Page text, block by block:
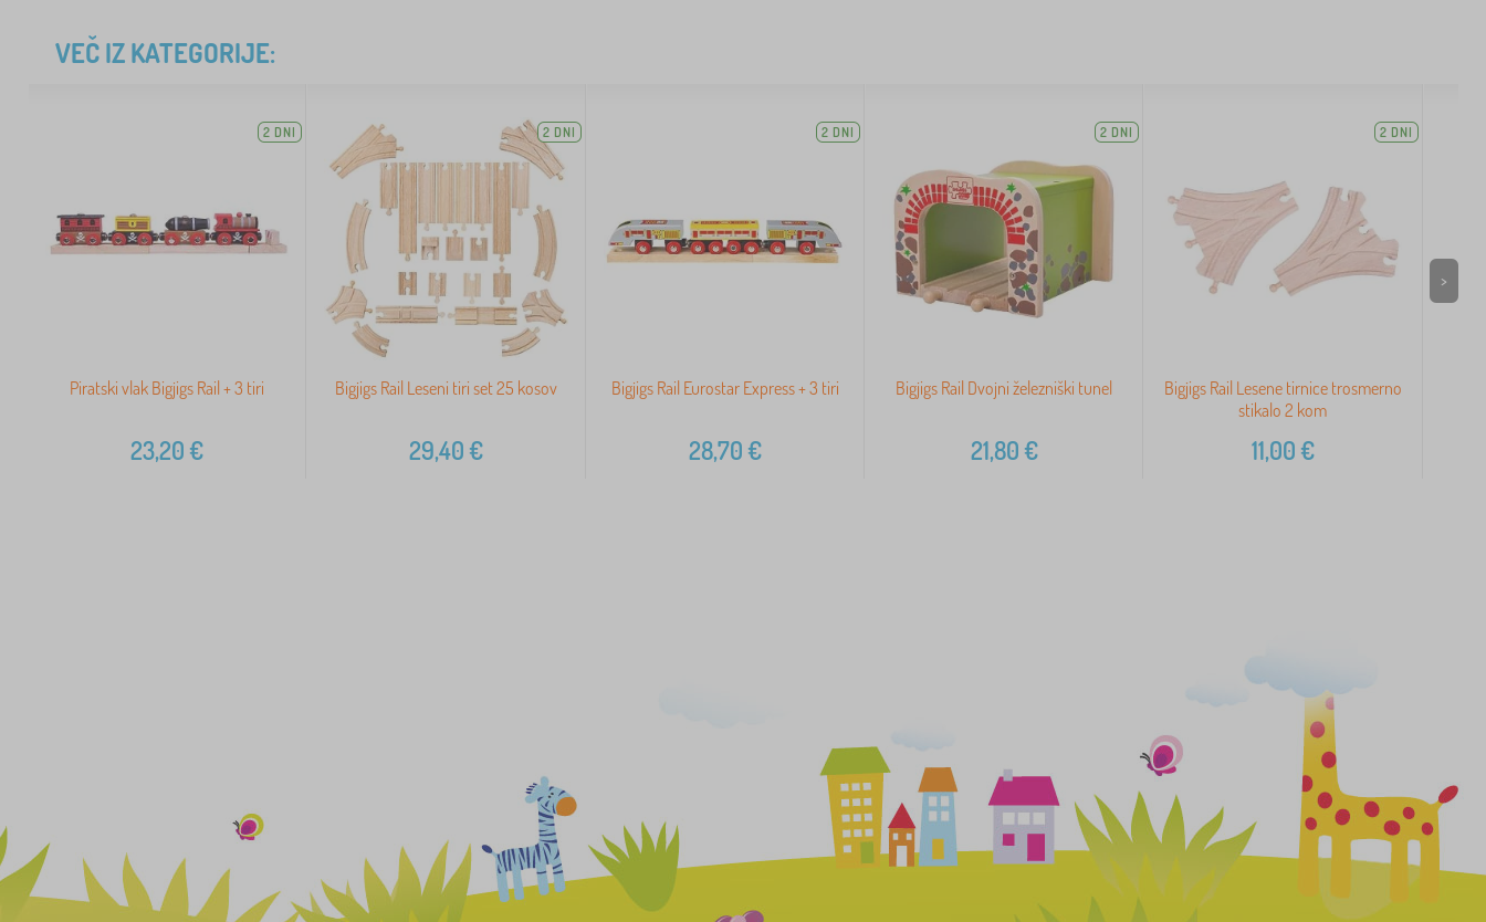
VEČ IZ KATEGORIJE:
2 DNI
Piratski vlak Bigjigs Rail + 3 tiri
23,20€
2 DNI
Bigjigs Rail Leseni tiri set 25 kosov
29,40€
2 DNI
Bigjigs Rail Eurostar Express + 3 tiri
28,70€
2 DNI
Bigjigs Rail Dvojni železniški tunel
21,80€
2 DNI
Bigjigs Rail Lesene tirnice trosmerno
stikalo 2 kom
11,00€
>